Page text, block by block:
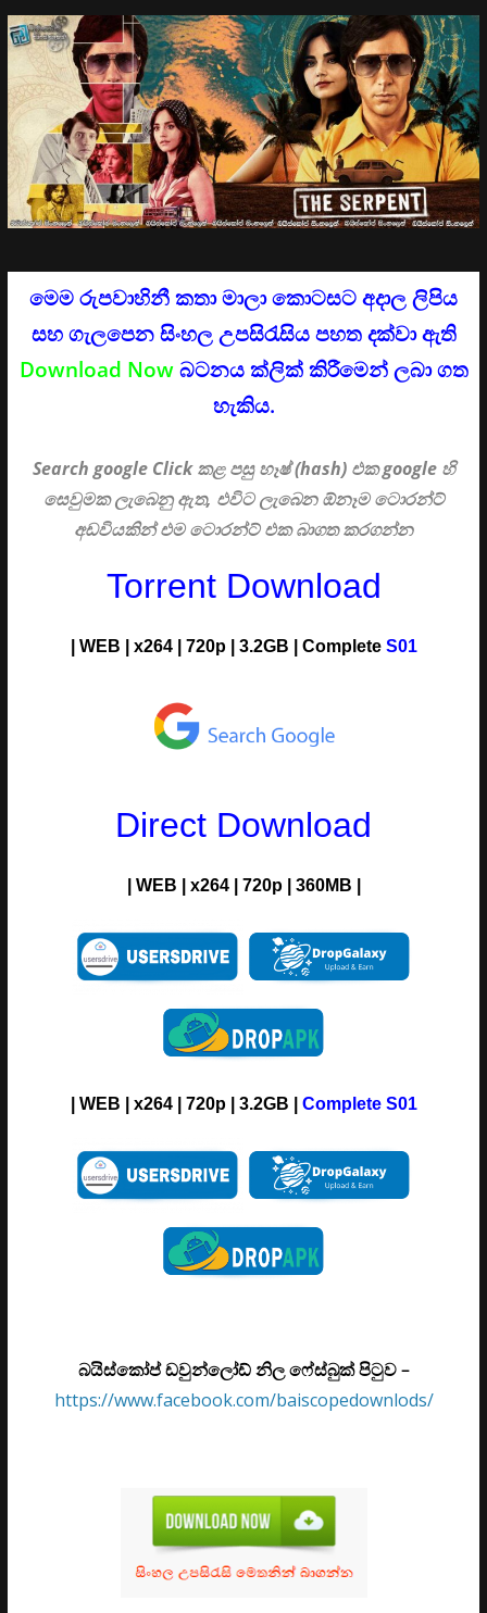
මෙම රුපවාහිනී කතා මාලා කොටසට අදාල ලිපිය
සහ ගැලපෙන සිංහල උපසිරැසිය පහත දක්වා ඇති
Download Nowබටනය ක්ලික් කිරීමෙන් ලබා ගත
හැකිය.
Search google Clickකළ පසු හෑෂ් (hash) එක google හි
සෙවුමක ලැබෙනු ඇත, එවිට ලැබෙන ඕනෑම ටොරන්ට්
අඩවියකින් එම ටොරන්ට් එක බාගත කරගන්න
Torrent Download
| WEB | x264 | 720p | 3.2GB | Complete S01
Direct Download
| WEB | x264 | 720p | 360MB |
| WEB | x264 | 720p | 3.2GB | Complete S01
බයිස්කෝප් ඩවුන්ලෝඩ් නිල ෆේස්බුක් පිටුව –
https://www.facebook.com/baiscopedownlods/